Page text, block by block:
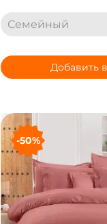
Семейный
Добавить
-50%